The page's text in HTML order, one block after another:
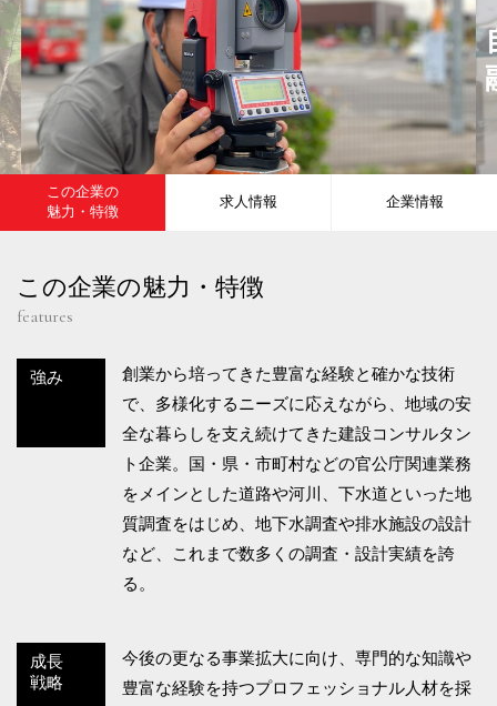
この企業の
魅力・特徴
求人情報 企業情報
この企業の魅力・特徴
features
強み
創業から培ってきた豊富な経験と確かな技術
で、多様化するニーズに応えながら、地域の安
全な暮らしを支え続けてきた建設コンサルタン
ト企業。国・県・市町村などの官公庁関連業務
をメインとした道路や河川、下水道といった地
質調査をはじめ、地下水調査や排水施設の設計
など、これまで数多くの調査・設計実績を誇
る。
成長
戦略
今後の更なる事業拡大に向け、専門的な知識や
豊富な経験を持つプロフェッショナル人材を採